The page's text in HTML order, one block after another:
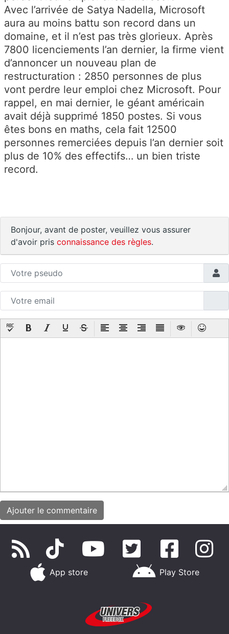
Avec l’arrivée de Satya Nadella, Microsoft
aura au moins battu son record dans un
domaine, et il n’est pas très glorieux. Après
7800 licenciements l’an dernier, la firme vient
d’annoncer un nouveau plan de
restructuration : 2850 personnes de plus
vont perdre leur emploi chez Microsoft. Pour
rappel, en mai dernier, le géant américain
avait déjà supprimé 1850 postes. Si vous
êtes bons en maths, cela fait 12500
personnes remerciées depuis l’an dernier soit
plus de 10% des effectifs… un bien triste
record.
Bonjour, avant de poster, veuillez vous assurer
d'avoir pris connaissance des règles.
App store Play Store